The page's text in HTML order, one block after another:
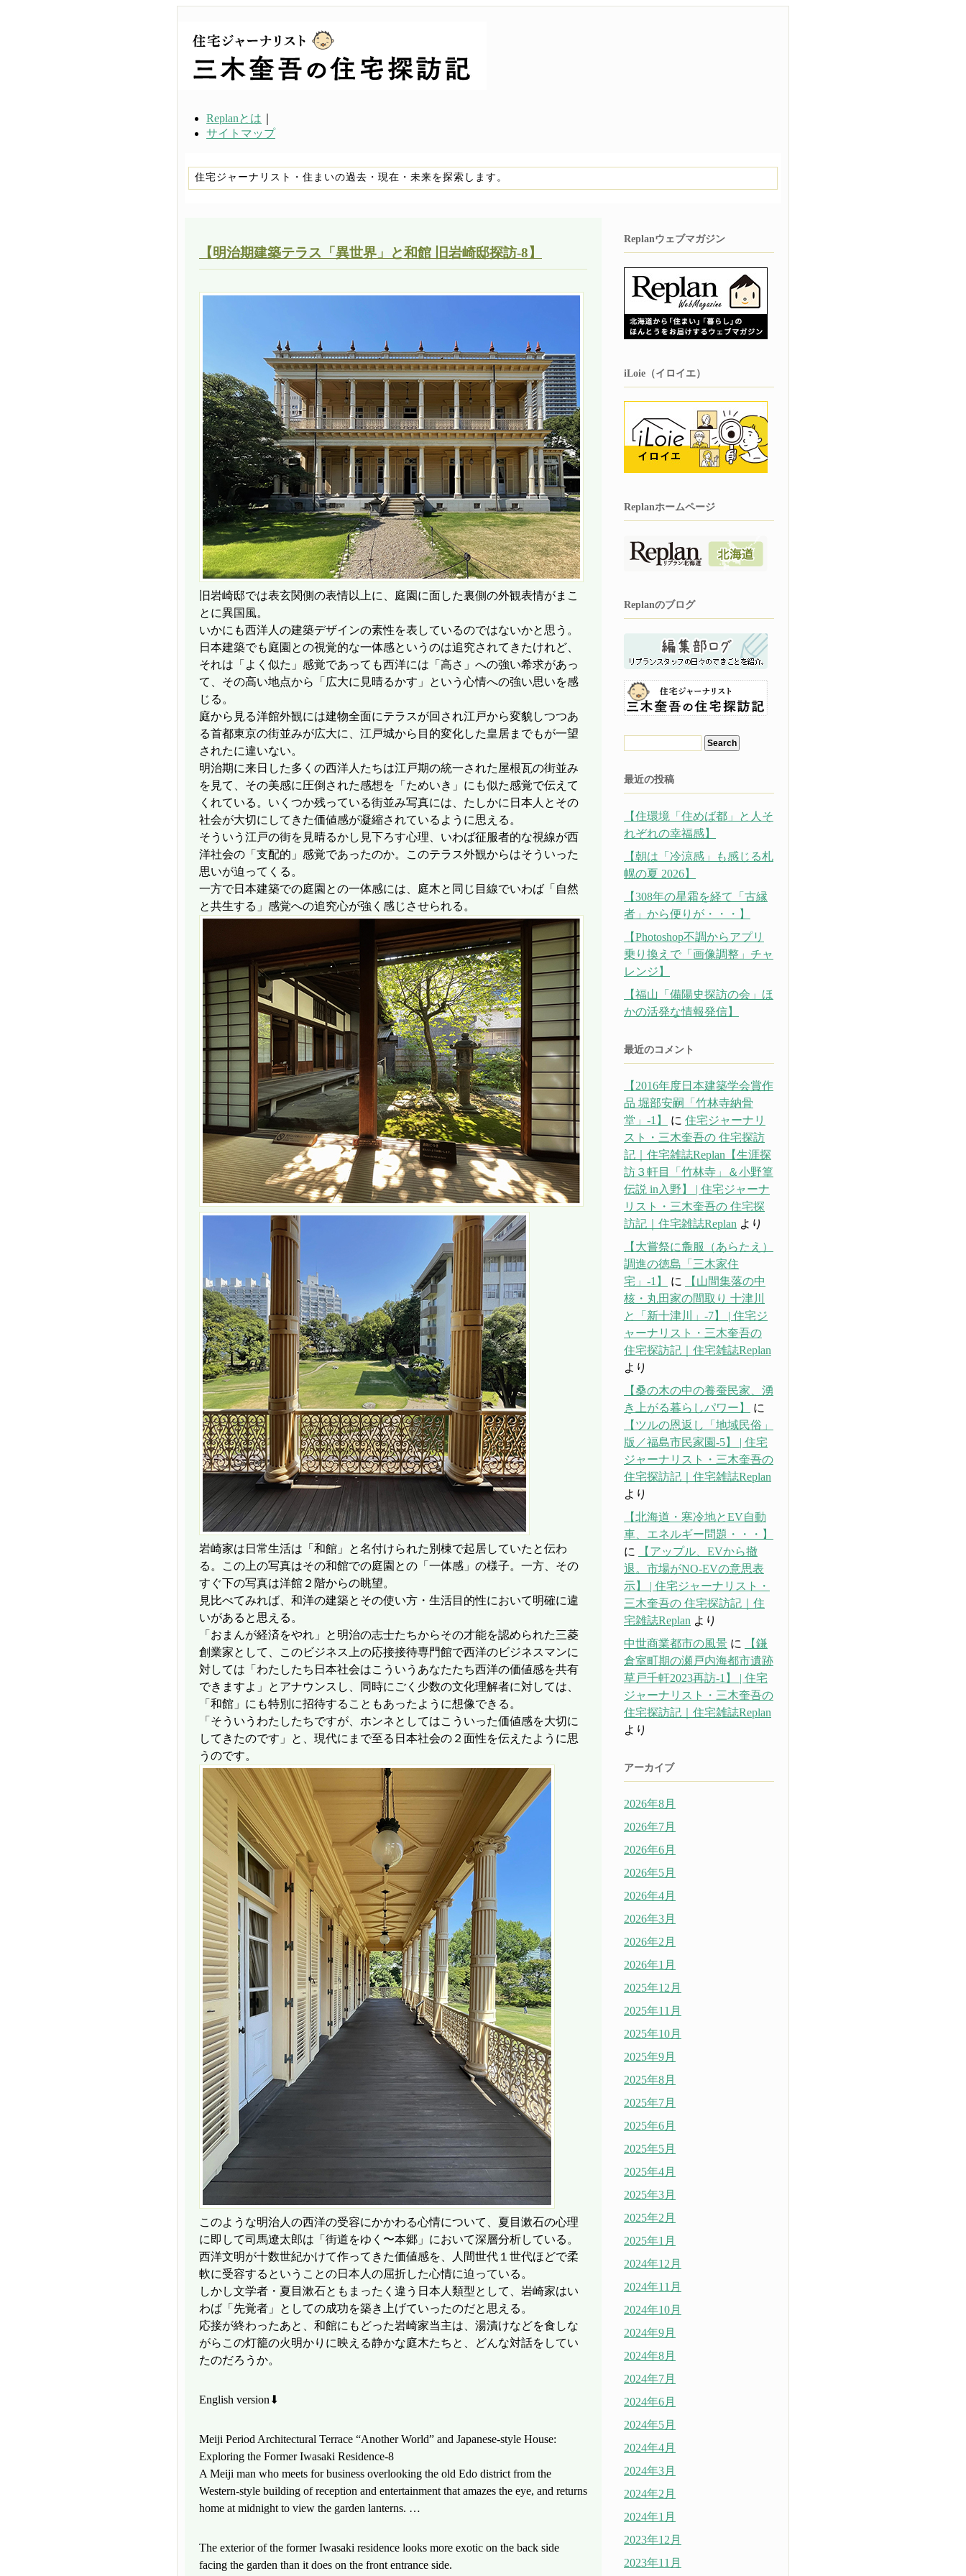
Replanとは
サイトマップ
住宅ジャーナリスト・住まいの過去・現在・未来を探索します。
【明治期建築テラス「異世界」と和館 旧岩崎邸探訪-8】
旧岩崎邸では表玄関側の表情以上に、庭園に面した裏側の外観表情がまこ
とに異国風。
いかにも西洋人の建築デザインの素性を表しているのではないかと思う。
日本建築でも庭園との視覚的な一体感というのは追究されてきたけれど、
それは「よく似た」感覚であっても西洋には「高さ」への強い希求があっ
て、その高い地点から「広大に見晴るかす」という心情への強い思いを感
じる。
庭から見る洋館外観には建物全面にテラスが回され江戸から変貌しつつあ
る首都東京の街並みが広大に、江戸城から目的変化した皇居までもが一望
されたに違いない。
明治期に来日した多くの西洋人たちは江戸期の統一された屋根瓦の街並み
を見て、その美感に圧倒された感想を「ためいき」にも似た感覚で伝えて
くれている。いくつか残っている街並み写真には、たしかに日本人とその
社会が大切にしてきた価値感が凝縮されているように思える。
そういう江戸の街を見晴るかし見下ろす心理、いわば征服者的な視線が西
洋社会の「支配的」感覚であったのか。このテラス外観からはそういった
思いが迫ってくる。
一方で日本建築での庭園との一体感には、庭木と同じ目線でいわば「自然
と共生する」感覚への追究心が強く感じさせられる。
岩崎家は日常生活は「和館」と名付けられた別棟で起居していたと伝わ
る。この上の写真はその和館での庭園との「一体感」の様子。一方、その
すぐ下の写真は洋館２階からの眺望。
見比べてみれば、和洋の建築とその使い方・生活目的性において明確に違
いがあると思える。
「おまんが経済をやれ」と明治の志士たちからその才能を認められた三菱
創業家として、このビジネス上の応接接待専門館で西洋のビジネスマンに
対しては「わたしたち日本社会はこういうあなたたち西洋の価値感を共有
できますよ」とアナウンスし、同時にごく少数の文化理解者に対しては、
「和館」にも特別に招待することもあったように想像できる。
「そういうわたしたちですが、ホンネとしてはこういった価値感を大切に
してきたのです」と、現代にまで至る日本社会の２面性を伝えたように思
うのです。
このような明治人の西洋の受容にかかわる心情について、夏目漱石の心理
に即して司馬遼太郎は「街道をゆく〜本郷」において深層分析している。
西洋文明が十数世紀かけて作ってきた価値感を、人間世代１世代ほどで柔
軟に受容するということの日本人の屈折した心情に迫っている。
しかし文学者・夏目漱石ともまったく違う日本人類型として、岩崎家はい
わば「先覚者」としての成功を築き上げていったのだと思える。
応接が終わったあと、和館にもどった岩崎家当主は、湯漬けなどを食しな
がらこの灯籠の火明かりに映える静かな庭木たちと、どんな対話をしてい
たのだろうか。
English version⬇
Meiji Period Architectural Terrace “Another World” and Japanese-style House:
Exploring the Former Iwasaki Residence-8
A Meiji man who meets for business overlooking the old Edo district from the
Western-style building of reception and entertainment that amazes the eye, and returns
home at midnight to view the garden lanterns. …
The exterior of the former Iwasaki residence looks more exotic on the back side
facing the garden than it does on the front entrance side.
Replanウェブマガジン
iLoie（イロイエ）
Replanホームページ
Replanのブログ
最近の投稿
【住環境「住めば都」と人そ
れぞれの幸福感】
【朝は「冷涼感」も感じる札
幌の夏 2026】
【308年の星霜を経て「古縁
者」から便りが・・・】
【Photoshop不調からアプリ
乗り換えで「画像調整」チャ
レンジ】
【福山「備陽史探訪の会」ほ
かの活発な情報発信】
最近のコメント
【2016年度日本建築学会賞作
品 堀部安嗣「竹林寺納骨
堂」-1】
に 住宅ジャーナリ
スト・三木奎吾の 住宅探訪
記｜住宅雑誌Replan【生涯探
訪３軒目「竹林寺」＆小野篁
伝説 in入野】 | 住宅ジャーナ
リスト・三木奎吾の 住宅探
訪記｜住宅雑誌Replan より
【大嘗祭に麁服（あらたえ）
調進の徳島「三木家住
宅」-1】
に
【山間集落の中
核・丸田家の間取り 十津川
と「新十津川」-7】 | 住宅ジ
ャーナリスト・三木奎吾の
住宅探訪記｜住宅雑誌Replan
より
【桑の木の中の養蚕民家、湧
き上がる暮らしパワー】
に
【ツルの恩返し「地域民俗」
版／福島市民家園-5】 | 住宅
ジャーナリスト・三木奎吾の
住宅探訪記｜住宅雑誌Replan
より
【北海道・寒冷地とEV自動
車、エネルギー問題・・・】
に
【アップル、EVから撤
退。市場がNO-EVの意思表
示】 | 住宅ジャーナリスト・
三木奎吾の 住宅探訪記｜住
宅雑誌Replan より
中世商業都市の風景 に
【鎌
倉室町期の瀬戸内海都市遺跡
草戸千軒2023再訪-1】 | 住宅
ジャーナリスト・三木奎吾の
住宅探訪記｜住宅雑誌Replan
より
アーカイブ
2026年8月
2026年7月
2026年6月
2026年5月
2026年4月
2026年3月
2026年2月
2026年1月
2025年12月
2025年11月
2025年10月
2025年9月
2025年8月
2025年7月
2025年6月
2025年5月
2025年4月
2025年3月
2025年2月
2025年1月
2024年12月
2024年11月
2024年10月
2024年9月
2024年8月
2024年7月
2024年6月
2024年5月
2024年4月
2024年3月
2024年2月
2024年1月
2023年12月
2023年11月